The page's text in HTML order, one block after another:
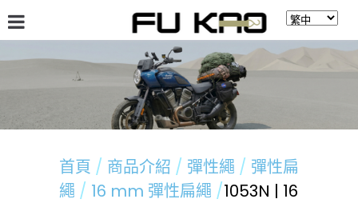
最新消息 留言板
首頁 商品介紹 彈性繩
彈性扁
繩
16 mm 彈性扁繩
1053N | 16